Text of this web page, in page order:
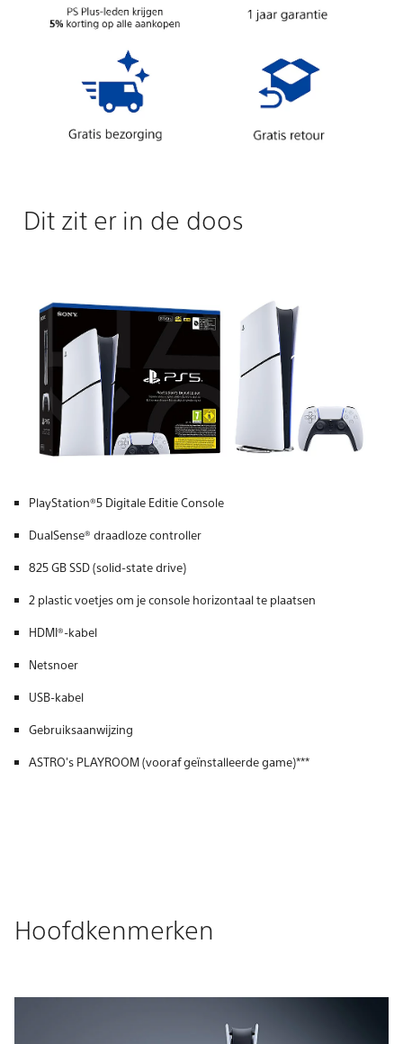
Dit zit er in de doos
PlayStation®5 Digitale Editie Console
DualSense® draadloze controller
825 GB SSD (solid-state drive)
2 plastic voetjes om je console horizontaal te plaatsen
HDMI®-kabel
Netsnoer
USB-kabel
Gebruiksaanwijzing
ASTRO's PLAYROOM (vooraf geïnstalleerde game)***
Hoofdkenmerken